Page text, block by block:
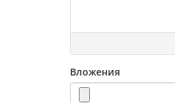
Вложения